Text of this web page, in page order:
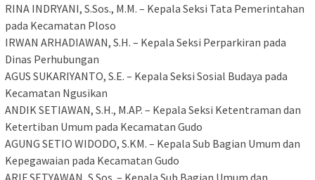
​RINA INDRYANI, S.Sos., M.M. – Kepala Seksi Tata Pemerintahan
pada Kecamatan Ploso
​IRWAN ARHADIAWAN, S.H. – Kepala Seksi Perparkiran pada
Dinas Perhubungan
​AGUS SUKARIYANTO, S.E. – Kepala Seksi Sosial Budaya pada
Kecamatan Ngusikan
​ANDIK SETIAWAN, S.H., M.AP. – Kepala Seksi Ketentraman dan
Ketertiban Umum pada Kecamatan Gudo
​AGUNG SETIO WIDODO, S.KM. – Kepala Sub Bagian Umum dan
Kepegawaian pada Kecamatan Gudo
​ARIF SETYAWAN, S.Sos. – Kepala Sub Bagian Umum dan